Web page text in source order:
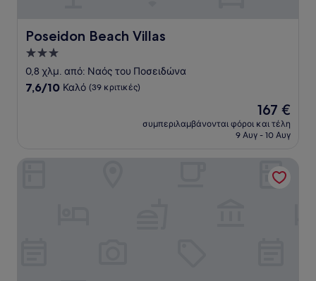
Poseidon Beach Villas
Poseidon Beach Villas
Κατάλυμα
με
3.0
0,8 χλμ. από: Ναός του Ποσειδώνα
7.6
7,6/10 Καλό (39 κριτικές)
Η
τιμή
είναι
167 €
συμπεριλαμβάνονται φόροι και τέλη
9 Αυγ - 10 Αυγ